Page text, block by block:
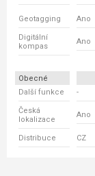
Geotagging Ano
Digitální
kompas
Ano
Obecné
Další funkce
-
Česká
lokalizace
Ano
Distribuce CZ